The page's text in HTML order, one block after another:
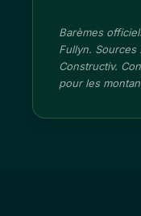
Barèmes
Fullyn. Sources
Constructiv.
pour les